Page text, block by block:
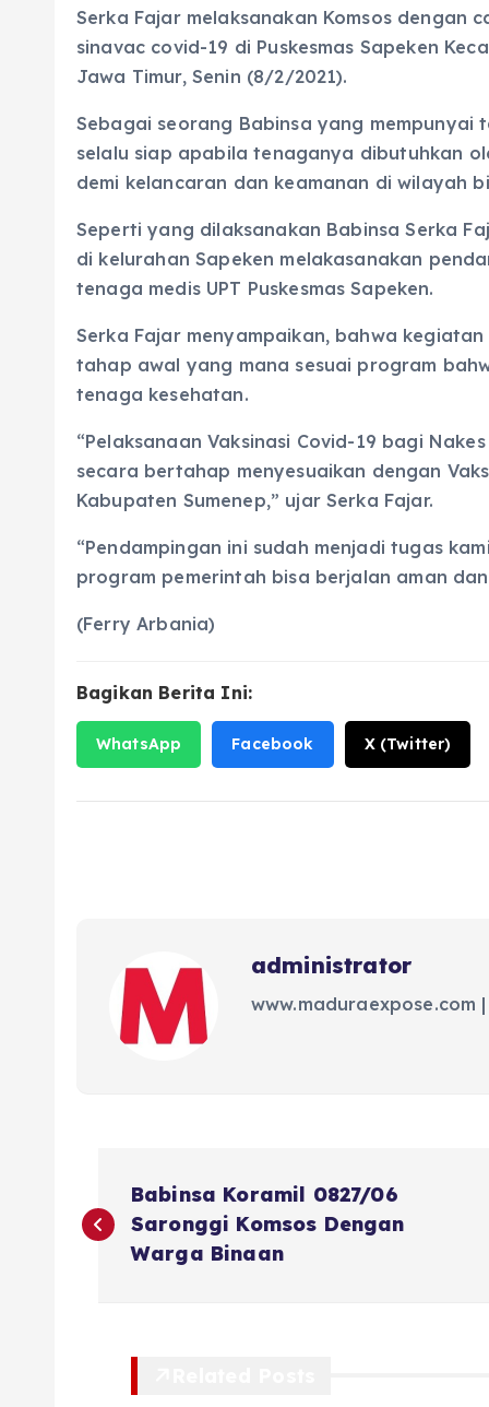
Serka Fajar melaksanakan Komsos dengan
sinavac covid-19 di Puskesmas Sapeken
Jawa Timur, Senin (8/2/2021).
Sebagai seorang Babinsa yang
selalu siap apabila tenaganya dibutuhkan
demi kelancaran dan keamanan di wilayah
Seperti yang dilaksanakan Babinsa Serka
di kelurahan Sapeken melakasanakan
tenaga medis UPT Puskesmas Sapeken.
Serka Fajar menyampaikan, bahwa
tahap awal yang mana sesuai program
tenaga kesehatan.
“Pelaksanaan Vaksinasi Covid-19 bagi
secara bertahap menyesuaikan dengan
Kabupaten Sumenep,” ujar Serka Fajar.
“Pendampingan ini sudah menjadi tugas
program pemerintah bisa berjalan aman
(Ferry Arbania)
Bagikan Berita Ini:
WhatsApp Facebook X (Twitter)
administrator
www.maduraexpose.com
a
Babinsa Koramil 0827/06
Saronggi Komsos Dengan
Warga Binaan